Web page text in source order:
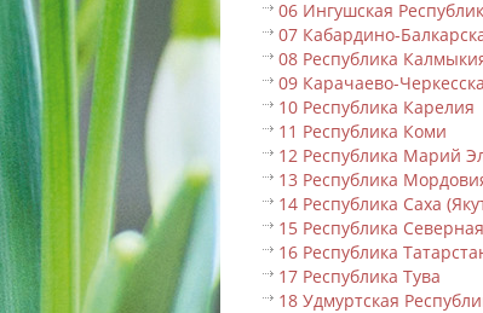
06 Ингушская
07 Кабардино-
08 Республика
09 Карачаево-
10 Республика Карелия
11 Республика Коми
12 Республика Марий
13 Республика
14 Республика Саха
15 Республика
16 Республика
17 Республика Тува
18 Удмуртская